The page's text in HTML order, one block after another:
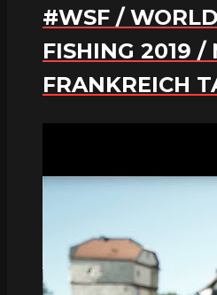
#WSF /
FISHING 2019 /
FRANKREICH